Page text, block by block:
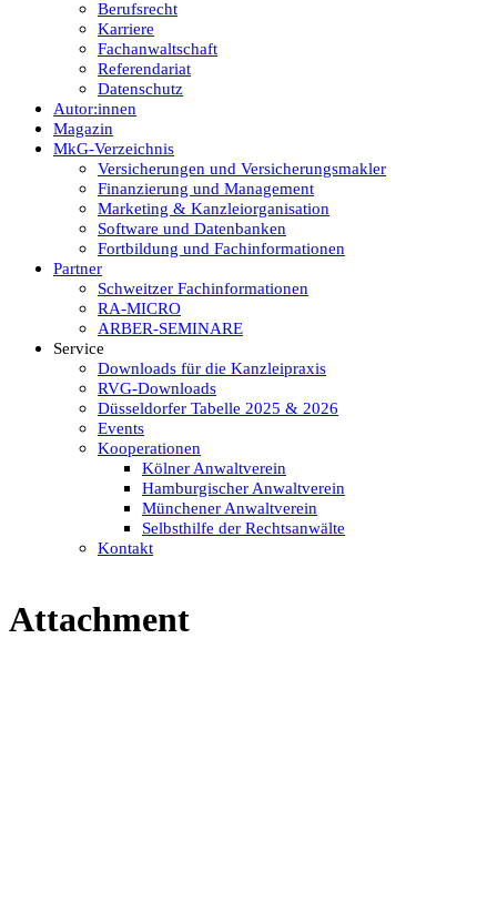
Berufsrecht
Karriere
Fachanwaltschaft
Referendariat
Datenschutz
Autor:innen
Magazin
MkG-Verzeichnis
Versicherungen und Versicherungsmakler
Finanzierung und Management
Marketing & Kanzleiorganisation
Software und Datenbanken
Fortbildung und Fachinformationen
Partner
Schweitzer Fachinformationen
RA-MICRO
ARBER-SEMINARE
Service
Downloads für die Kanzleipraxis
RVG-Downloads
Düsseldorfer Tabelle 2025 & 2026
Events
Kooperationen
Kölner Anwaltverein
Hamburgischer Anwaltverein
Münchener Anwaltverein
Selbsthilfe der Rechtsanwälte
Kontakt
Attachment